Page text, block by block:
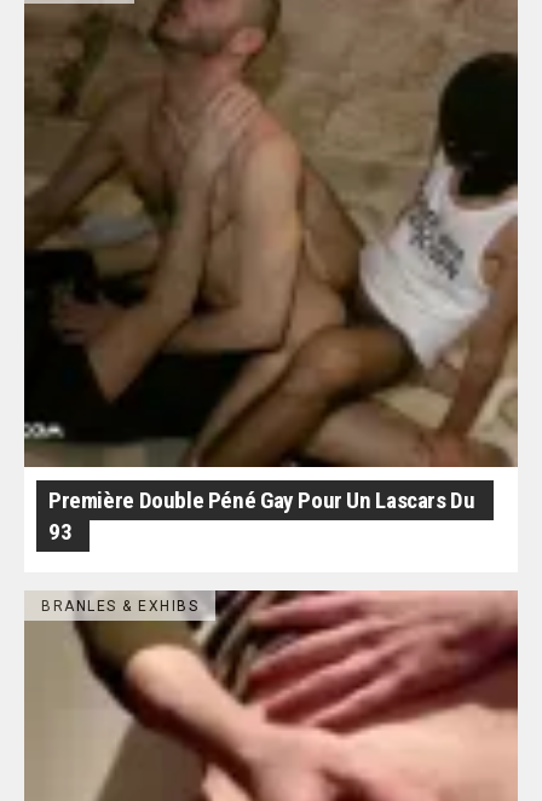
Première Double Péné Gay Pour Un Lascars Du
93
BRANLES & EXHIBS